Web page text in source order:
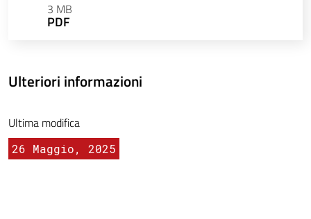
3 MB
PDF
Ulteriori informazioni
Ultima modifica
26 Maggio, 2025